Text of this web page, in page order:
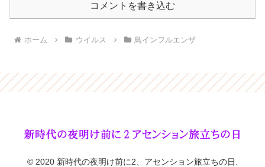
コメントを書き込む
ホーム ウイルス 鳥インフルエンザ
© 2020 新時代の夜明け前に2、アセンション旅立ちの日.